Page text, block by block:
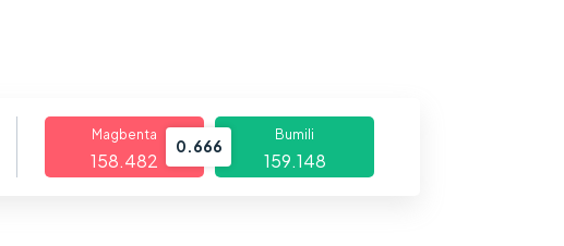
Magbenta
158.482
0.666
Bumili
159.148